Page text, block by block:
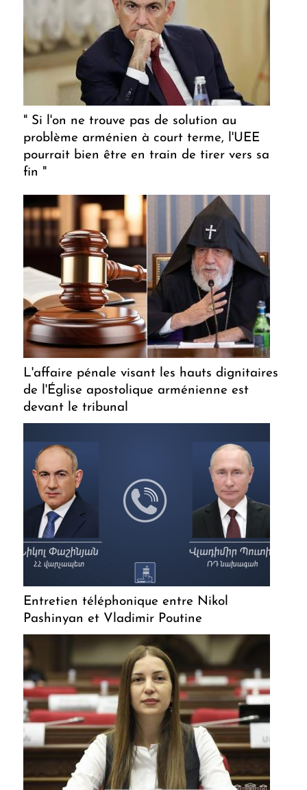
" Si l'on ne trouve pas de solution au
problème arménien à court terme, l'UEE
pourrait bien être en train de tirer vers sa
fin "
L'affaire pénale visant les hauts dignitaires
de l'Église apostolique arménienne est
devant le tribunal
Entretien téléphonique entre Nikol
Pashinyan et Vladimir Poutine